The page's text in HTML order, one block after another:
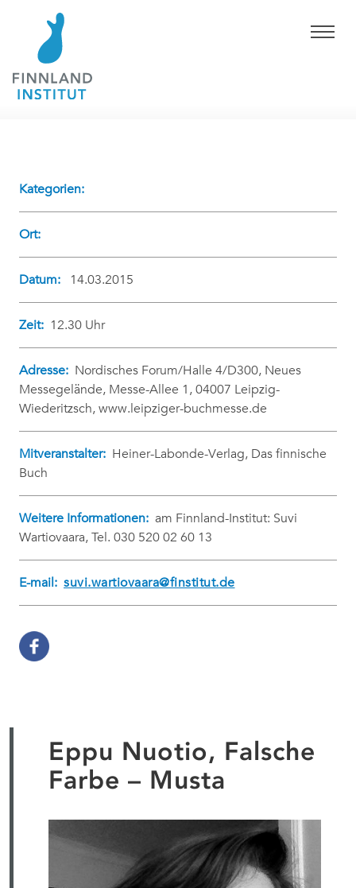
Kategorien:
Ort:
Datum: 14.03.2015
Zeit: 12.30 Uhr
Adresse: Nordisches Forum/Halle 4/D300, Neues
Messegelände, Messe-Allee 1, 04007 Leipzig-
Wiederitzsch, www.leipziger-buchmesse.de
Mitveranstalter: Heiner-Labonde-Verlag, Das finnische
Buch
Weitere Informationen: am Finnland-Institut: Suvi
Wartiovaara, Tel. 030 520 02 60 13
E-mail: suvi.wartiovaara@finstitut.de
Eppu Nuotio, Falsche
Farbe – Musta